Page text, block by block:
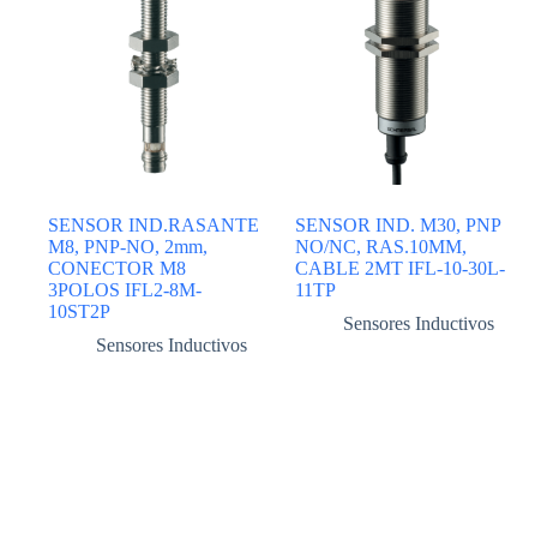
SENSOR IND.RASANTE
M8, PNP-NO, 2mm,
CONECTOR M8
3POLOS IFL2-8M-
10ST2P
Sensores Inductivos
SENSOR IND. M30, PNP
NO/NC, RAS.10MM,
CABLE 2MT IFL-10-30L-
11TP
Sensores Inductivos